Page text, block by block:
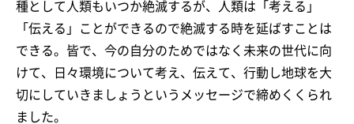
種として人類もいつか絶滅するが、人類は「考える」
「伝える」ことができるので絶滅する時を延ばすことは
できる。皆で、今の自分のためではなく未来の世代に向
けて、日々環境について考え、伝えて、行動し地球を大
切にしていきましょうというメッセージで締めくくられ
ました。